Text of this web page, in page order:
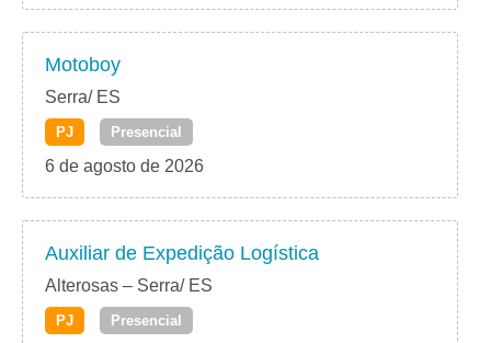
Motoboy
Serra/ ES
PJ Presencial
6 de agosto de 2026
Auxiliar de Expedição Logística
Alterosas – Serra/ ES
PJ Presencial